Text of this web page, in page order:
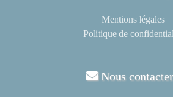
Mentions légales
Politique de
Nous